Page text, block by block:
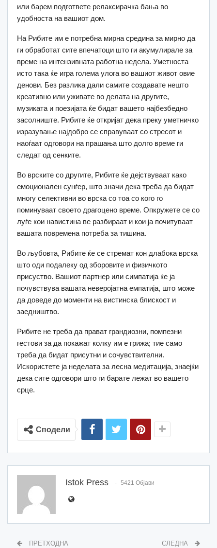
или барем подгответе релаксирачка бања во
удобноста на вашиот дом.
На Рибите им е потребна мирна средина за мирно да
ги обработат сите впечатоци што ги акумулирале за
време на интензивната работна недела. Уметноста
исто така ќе игра голема улога во вашиот живот овие
денови. Без разлика дали самите создавате нешто
креативно или уживате во делата на другите,
музиката и поезијата ќе бидат вашето најбезбедно
засолниште. Рибите ќе откријат дека преку уметничко
изразување најдобро се справуваат со стресот и
наоѓаат одговори на прашања што долго време ги
следат од сенките.
Во врските со другите, Рибите ќе дејствуваат како
емоционален сунѓер, што значи дека треба да бидат
многу селективни во врска со тоа со кого го
поминуваат своето драгоцено време. Опкружете се со
луѓе кои навистина ве разбираат и кои ја почитуваат
вашата повремена потреба за тишина.
Во љубовта, Рибите ќе се стремат кон длабока врска
што оди подалеку од зборовите и физичкото
присуство. Вашиот партнер или симпатија ќе ја
почувствува вашата неверојатна емпатија, што може
да доведе до моменти на вистинска блискост и
заедништво.
Рибите не треба да прават грандиозни, помпезни
гестови за да покажат колку им е грижа; тие само
треба да бидат присутни и сочувствителни.
Искористете ја неделата за лесна медитација, знаејќи
дека сите одговори што ги барате лежат во вашето
срце.
Сподели
Istok Press 5421 Објави
ПРЕТХОДНА СЛЕДНА